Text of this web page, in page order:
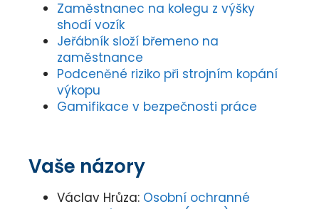
Zaměstnanec na kolegu z výšky
shodí vozík
Jeřábník složí břemeno na
zaměstnance
Podceněné riziko při strojním kopání
výkopu
Gamifikace v bezpečnosti práce
Vaše názory
Václav Hrůza: Osobní ochranné